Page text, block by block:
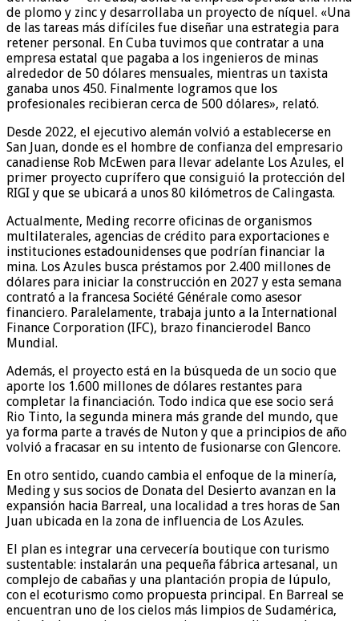
de plomo y zinc y desarrollaba un proyecto de níquel. «Una
de las tareas más difíciles fue diseñar una estrategia para
retener personal. En Cuba tuvimos que contratar a una
empresa estatal que pagaba a los ingenieros de minas
alrededor de 50 dólares mensuales, mientras un taxista
ganaba unos 450. Finalmente logramos que los
profesionales recibieran cerca de 500 dólares», relató.
Desde 2022, el ejecutivo alemán volvió a establecerse en
San Juan, donde es el hombre de confianza del empresario
canadiense Rob McEwen para llevar adelante Los Azules, el
primer proyecto cuprífero que consiguió la protección del
RIGI y que se ubicará a unos 80 kilómetros de Calingasta.
Actualmente, Meding recorre oficinas de organismos
multilaterales, agencias de crédito para exportaciones e
instituciones estadounidenses que podrían financiar la
mina. Los Azules busca préstamos por 2.400 millones de
dólares para iniciar la construcción en 2027 y esta semana
contrató a la francesa Société Générale como asesor
financiero. Paralelamente, trabaja junto a la International
Finance Corporation (IFC), brazo financierodel Banco
Mundial.
Además, el proyecto está en la búsqueda de un socio que
aporte los 1.600 millones de dólares restantes para
completar la financiación. Todo indica que ese socio será
Rio Tinto, la segunda minera más grande del mundo, que
ya forma parte a través de Nuton y que a principios de año
volvió a fracasar en su intento de fusionarse con Glencore.
En otro sentido, cuando cambia el enfoque de la minería,
Meding y sus socios de Donata del Desierto avanzan en la
expansión hacia Barreal, una localidad a tres horas de San
Juan ubicada en la zona de influencia de Los Azules.
El plan es integrar una cervecería boutique con turismo
sustentable: instalarán una pequeña fábrica artesanal, un
complejo de cabañas y una plantación propia de lúpulo,
con el ecoturismo como propuesta principal. En Barreal se
encuentran uno de los cielos más limpios de Sudamérica,